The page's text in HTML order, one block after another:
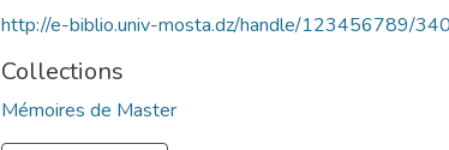
http://e-biblio.univ-mosta.dz/handle/123456789/
Collections
Mémoires de Master